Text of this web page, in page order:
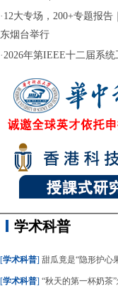
· 12大专场，200+专题报
东烟台举行
·2026年第IEEE十二届系统
学术科普
[学术科普] 甜瓜竟是“隐形护心
[学术科普] “秋天的第一杯奶茶”怎